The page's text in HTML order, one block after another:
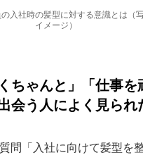
入社時の髪型に対する意識とは（
イメージ）
ちゃんと」「仕事を
会う人によく見られ
問「入社に向けて髪型を